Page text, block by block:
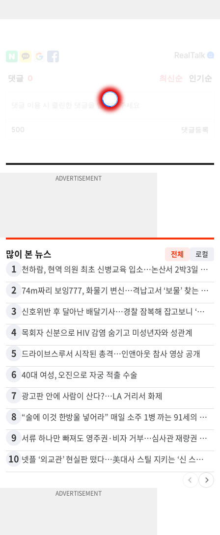
많이 본 뉴스
1 천하람, 현역 의원 최초 신병교육 입소…논산서 2박3일 생활
2 74m짜리 보잉777, 화물기 변신…격납고서 ‘보물’ 찾는 인천공항
3
4 목회자 신분으로 HIV 감염 숨기고 미성년자와 성관계
5 드라이브스루서 시작된 총격…인앤아웃 참사 영상 공개
6 40대 여성, 오진으로 자궁 적출 수술
7 광고판 안에 사람이 산다?…LA 거리서 화제
8 “술에 이것 한방울 넣어라” 매일 소주 1병 까는 91세의 철칙
9 서류 하나만 빠져도 영주권·비자 거부…심사관 재량권 대폭 확대
넷플 ‘외교관’ 현실판 떴다…美대사 스틸 지키는 ‘신 스틸러’